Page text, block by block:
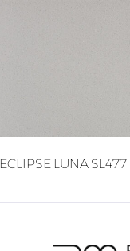
ECLIPSE LUNA SL477